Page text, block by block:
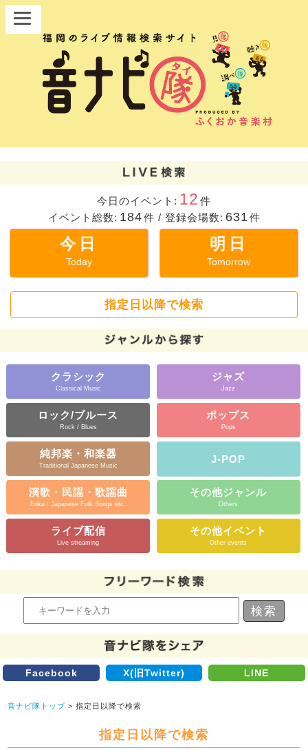
今日のイベント: 12 件
イベント総数: 184件 / 登録会場数: 631 件
今日
Today
明日
Tomorrow
指定日以降で検索
クラシック
Classical Music
ジャズ
Jazz
ロック/ブルース
Rock / Blues
ポップス
Pops
純邦楽・和楽器
Traditional Japanese Music
J-POP
演歌・民謡・歌謡曲
Enka / Japanese Folk Songs etc.
その他ジャンル
Others
ライブ配信
Live streaming
その他イベント
Other events
Facebook X(旧Twitter) LINE
音ナビ隊トップ > 指定日以降で検索
指定日以降で検索